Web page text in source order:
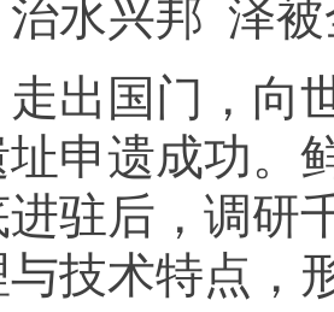
兴邦 泽被
国门，向世
申遗成功。
驻后，调研
与技术特点，